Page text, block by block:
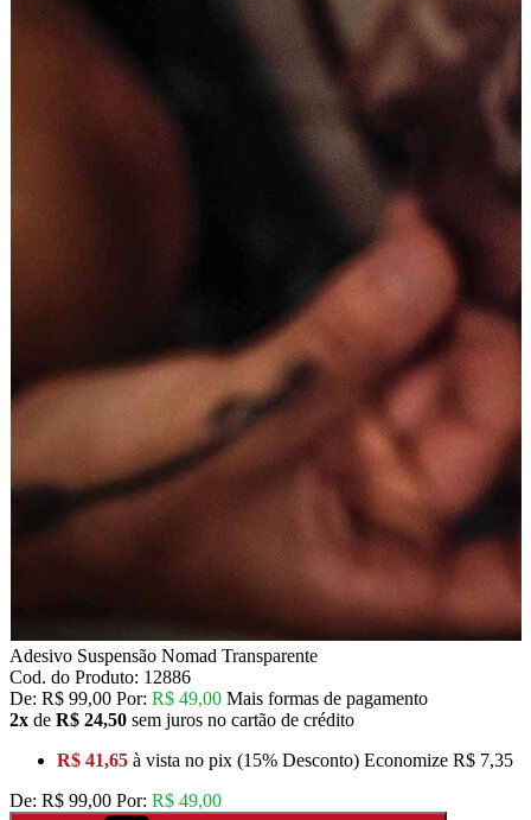
Adesivo Suspensão Nomad Transparente
Cod. do Produto: 12886
De: R$ 99,00 Por: R$ 49,00 Mais formas de pagamento
2x de R$ 24,50 sem juros no cartão de crédito
R$ 41,65 à vista no pix (15% Desconto) Economize R$ 7,35
De: R$ 99,00 Por: R$ 49,00